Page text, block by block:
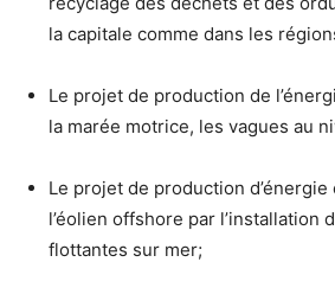
la capitale comme dans les
Le projet de production de
la marée motrice, les vagues au
Le projet de production
l’éolien offshore par l’installation
flottantes sur mer;